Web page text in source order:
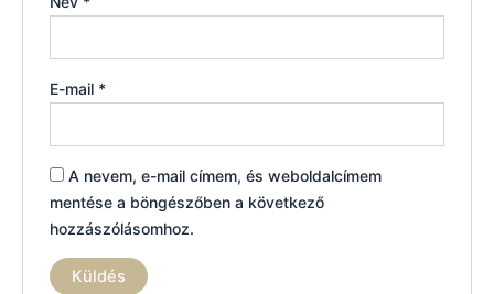
E-mail *
A nevem, e-mail címem, és weboldalcímem
mentése a böngészőben a következő
hozzászólásomhoz.